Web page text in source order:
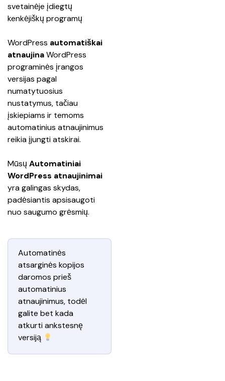
svetainėje įdiegtų
kenkėjiškų programų
WordPress automatiškai
atnaujina WordPress
programinės įrangos
versijas pagal
numatytuosius
nustatymus, tačiau
įskiepiams ir temoms
automatinius atnaujinimus
reikia įjungti atskirai.
Mūsų Automatiniai
WordPress atnaujinimai
yra galingas skydas,
padėsiantis apsisaugoti
nuo saugumo grėsmių.
Automatinės
atsarginės kopijos
daromos prieš
automatinius
atnaujinimus, todėl
galite bet kada
atkurti ankstesnę
versiją